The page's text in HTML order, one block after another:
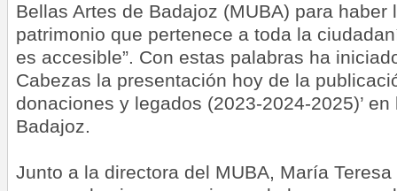
Bellas Artes de Badajoz (MUBA) para haber
patrimonio que pertenece a toda la
es accesible”. Con estas palabras ha
Cabezas la presentación hoy de la
donaciones y legados (2023-2024-2025)’
Badajoz.
Junto a la directora del MUBA, María